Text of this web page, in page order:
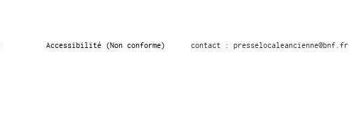
Accessibilité (Non conforme) contact : presselocaleancienne@bnf.fr